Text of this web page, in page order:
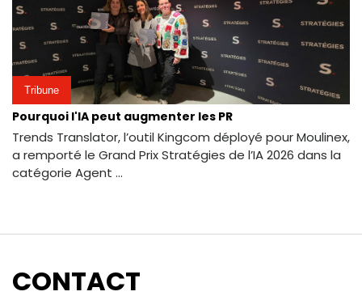
Tribune
Pourquoi l'IA peut augmenter les PR
Trends Translator, l’outil Kingcom déployé pour Moulinex,
a remporté le Grand Prix Stratégies de l’IA 2026 dans la
catégorie Agent ...
CONTACT